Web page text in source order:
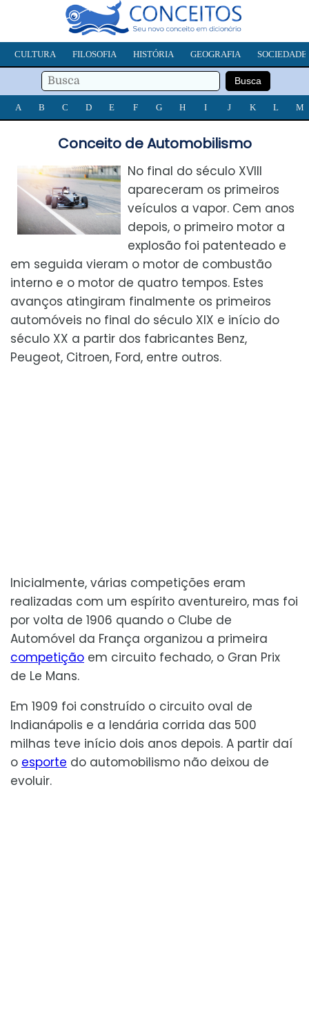
CULTURA FILOSOFIA HISTÓRIA GEOGRAFIA SOCIEDADE
A B C D E F G H I J K L M
Conceito de Automobilismo
No final do século XVIII
apareceram os primeiros
veículos a vapor. Cem anos
depois, o primeiro motor a
explosão foi patenteado e
em seguida vieram o motor de combustão
interno e o motor de quatro tempos. Estes
avanços atingiram finalmente os primeiros
automóveis no final do século XIX e início do
século XX a partir dos fabricantes Benz,
Peugeot, Citroen, Ford, entre outros.
Inicialmente, várias competições eram
realizadas com um espírito aventureiro, mas foi
por volta de 1906 quando o Clube de
Automóvel da França organizou a primeira
competição em circuito fechado, o Gran Prix
de Le Mans.
Em 1909 foi construído o circuito oval de
Indianápolis e a lendária corrida das 500
milhas teve início dois anos depois. A partir daí
o esporte do automobilismo não deixou de
evoluir.